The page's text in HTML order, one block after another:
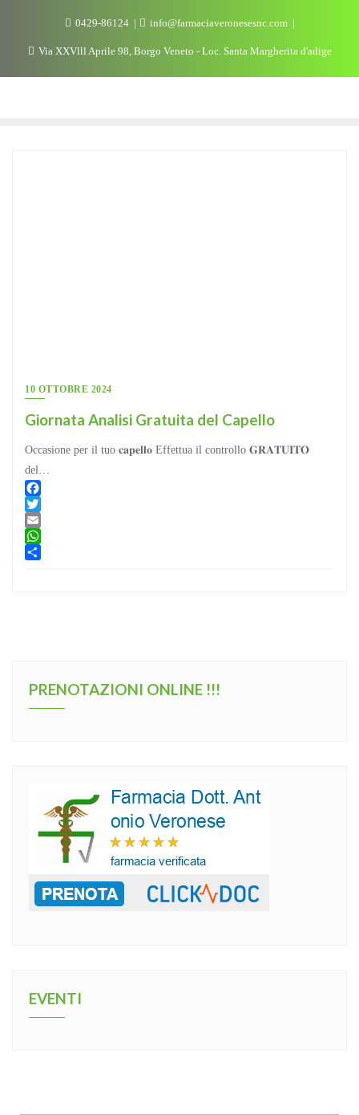
0429-86124 info@farmaciaveronesesnc.com
Via XXVlll Aprile 98, Borgo Veneto - Loc. Santa Margherita d'adige
10 OTTOBRE 2024
Giornata Analisi Gratuita del Capello
Occasione per il tuo 𝐜𝐚𝐩𝐞𝐥𝐥𝐨 Effettua il controllo 𝐆𝐑𝐀𝐓𝐔𝐈𝐓𝐎
del…
Facebook
Twitter
Email
WhatsApp
PRENOTAZIONI ONLINE !!!
EVENTI